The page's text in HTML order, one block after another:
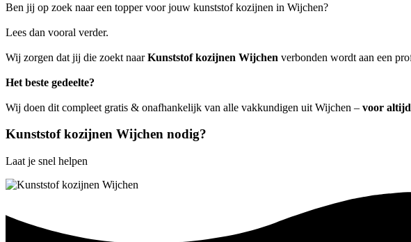
Ben jij op zoek naar een topper voor jouw kunststof kozijnen in Wijchen?
Lees dan vooral verder.
Wij zorgen dat jij die zoekt naarKunststof kozijnen Wijchen verbonden wordt aan een
Het beste gedeelte?
Wij doen dit compleet gratis & onafhankelijk van alle vakkundigen uit Wijchen – voor altijd
Kunststof kozijnen Wijchen nodig?
Laat je snel helpen